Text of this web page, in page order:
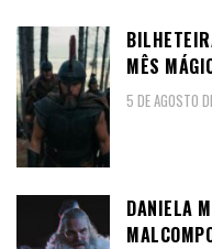
MÊS
5 DE AGOSTO
DANIELA